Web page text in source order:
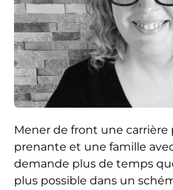
Mener de front une carrière
prenante et une famille
demande plus de temps
plus possible dans un